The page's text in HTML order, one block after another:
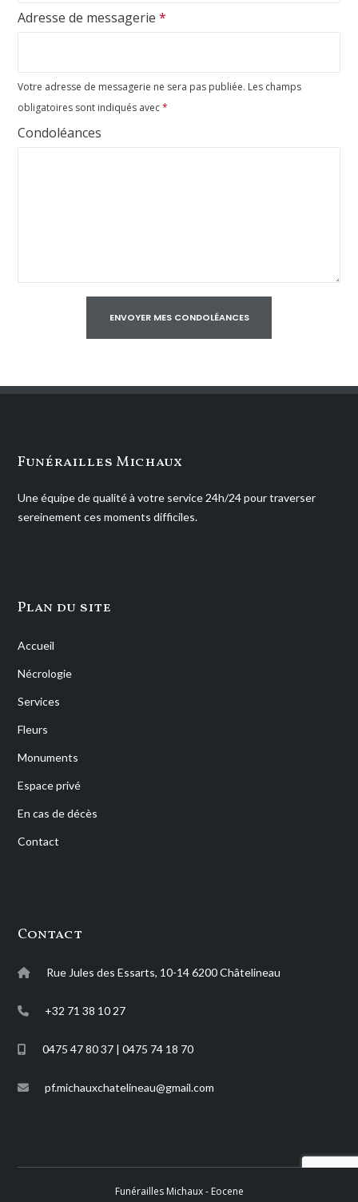
Votre adresse de messagerie ne sera pas publiée. Les champs
obligatoires sont indiqués avec*
Condoléances
Adresse de messagerie *
Funérailles Michaux
Une équipe de qualité à votre service 24h/24 pour traverser
sereinement ces moments difficiles.
Plan du site
Accueil
Nécrologie
Services
Fleurs
Monuments
Espace privé
En cas de décès
Contact
Contact
Rue Jules des Essarts, 10-14 6200 Châtelineau
+32 71 38 10 27
0475 47 80 37 | 0475 74 18 70
pf.michauxchatelineau@gmail.com
Funérailles Michaux -Eocene